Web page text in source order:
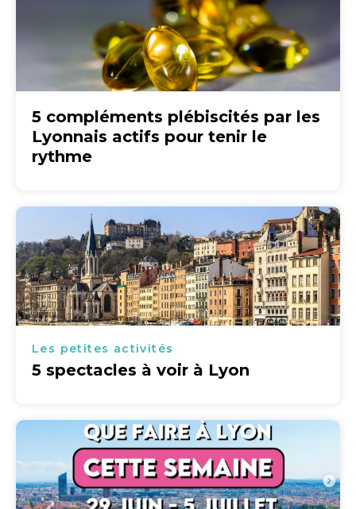
5 compléments plébiscités par les
Lyonnais actifs pour tenir le
rythme
Les petites activités
5 spectacles à voir à Lyon